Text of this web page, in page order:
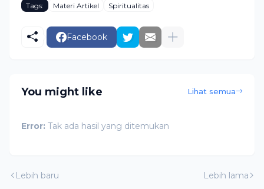
Tags: Materi Artikel Spiritualitas
Facebook
You might like Lihat semua
Error: Tak ada hasil yang ditemukan
Lebih baru Lebih lama